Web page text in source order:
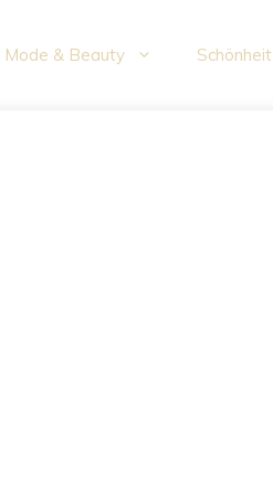
Mode & Beauty Schönheit